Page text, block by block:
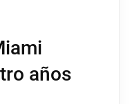
años